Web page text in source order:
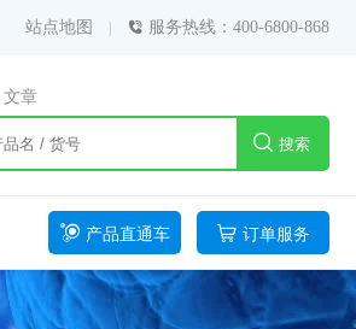
站点地图 服务热线：400-6800-868
文章
搜索
产品直通车 订单服务